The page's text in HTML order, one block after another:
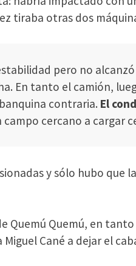
tiraba otras dos
pero no
En tanto el camión,
contraria. El
campo cercano a cargar
y sólo hubo que
Quemú Quemú, en
Cané a dejar el